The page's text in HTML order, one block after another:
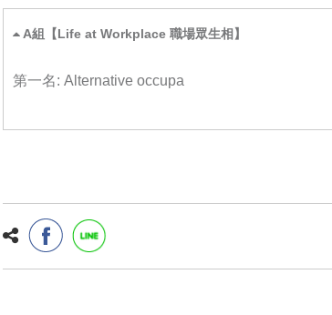
A組【Life at Workplace 職場眾生相】
第一名: Alternative occupa